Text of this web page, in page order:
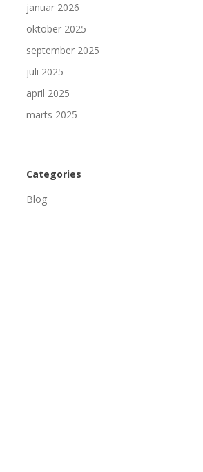
januar 2026
oktober 2025
september 2025
juli 2025
april 2025
marts 2025
Categories
Blog